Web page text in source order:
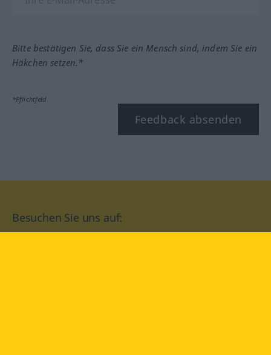
Bitte bestätigen Sie, dass Sie ein Mensch sind, indem Sie ein
Häkchen setzen.*
*Pflichtfeld
Feedback absenden
Besuchen Sie uns auf: